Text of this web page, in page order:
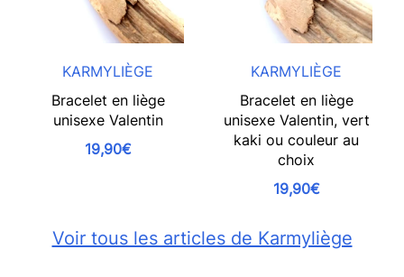
KARMYLIÈGE
Bracelet en liège
unisexe Valentin
19,90€
KARMYLIÈGE
Bracelet en liège
unisexe Valentin, vert
kaki ou couleur au
choix
19,90€
Voir tous les articles de Karmyliège